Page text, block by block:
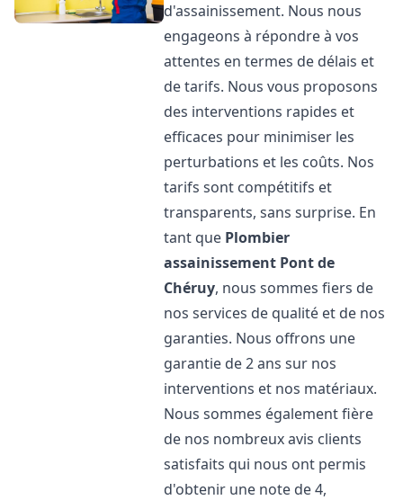
d'assainissement. Nous nous
engageons à répondre à vos
attentes en termes de délais et
de tarifs. Nous vous proposons
des interventions rapides et
efficaces pour minimiser les
perturbations et les coûts. Nos
tarifs sont compétitifs et
transparents, sans surprise. En
tant que Plombier
assainissement Pont de
Chéruy, nous sommes fiers de
nos services de qualité et de nos
garanties. Nous offrons une
garantie de 2 ans sur nos
interventions et nos matériaux.
Nous sommes également fière
de nos nombreux avis clients
satisfaits qui nous ont permis
d'obtenir une note de 4,